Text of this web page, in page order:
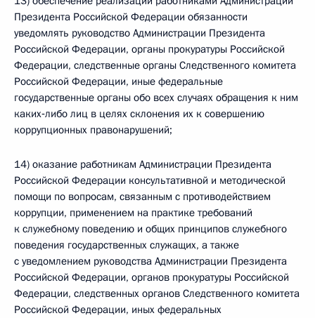
Президента Российской Федерации обязанности
уведомлять руководство Администрации Президента
Российской Федерации, органы прокуратуры Российской
Федерации, следственные органы Следственного комитета
Российской Федерации, иные федеральные
государственные органы обо всех случаях обращения к ним
каких‑либо лиц в целях склонения их к совершению
коррупционных правонарушений;
14) оказание работникам Администрации Президента
Российской Федерации консультативной и методической
помощи по вопросам, связанным с противодействием
коррупции, применением на практике требований
к служебному поведению и общих принципов служебного
поведения государственных служащих, а также
с уведомлением руководства Администрации Президента
Российской Федерации, органов прокуратуры Российской
Федерации, следственных органов Следственного комитета
Российской Федерации, иных федеральных